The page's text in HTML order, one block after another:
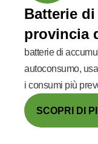
Batterie
provincia
batterie di
autoconsumo,
i consumi più
SCOPRI DI